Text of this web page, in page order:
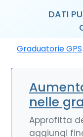
DATI
Graduatorie GPS
nelle
Approfitta
aggiungi